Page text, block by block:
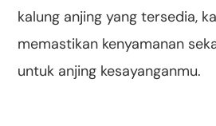
kalung anjing yang tersedia,
memastikan kenyamanan
untuk anjing kesayanganmu.